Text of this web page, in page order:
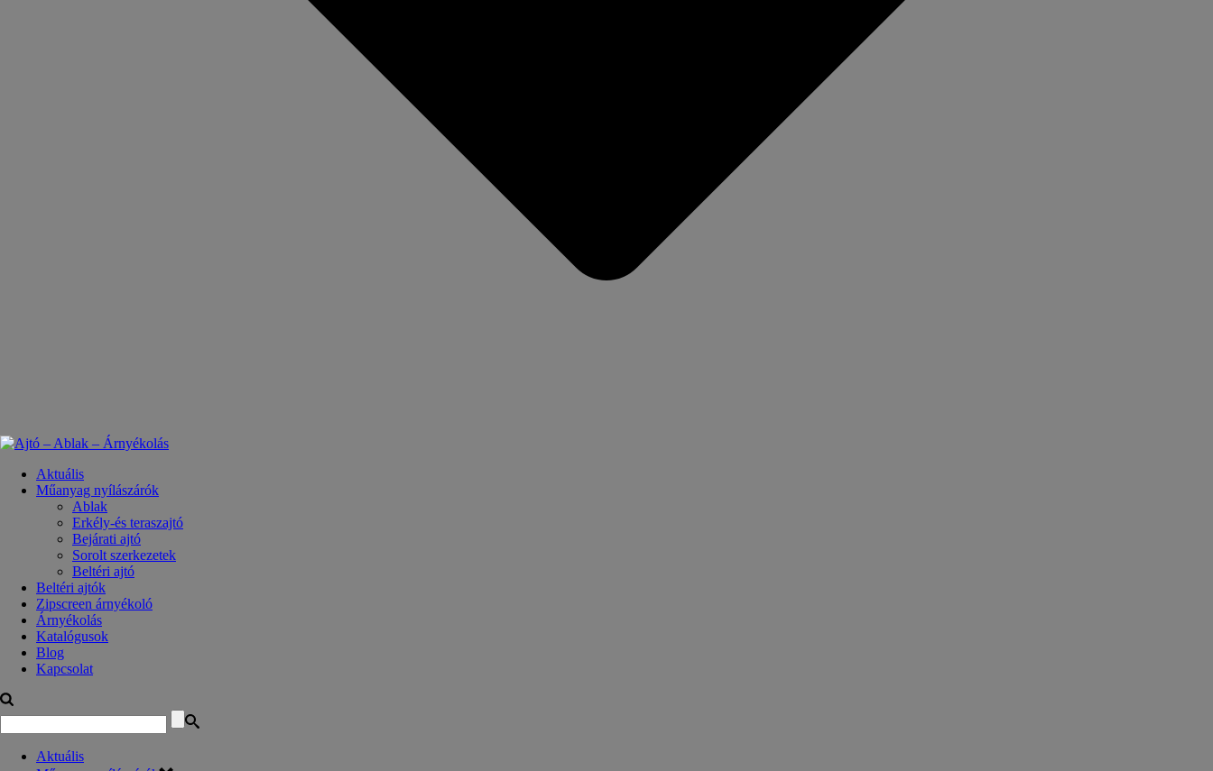
Aktuális
Műanyag nyílászárók
Ablak
Erkély-és teraszajtó
Bejárati ajtó
Sorolt szerkezetek
Beltéri ajtó
Beltéri ajtók
Zipscreen árnyékoló
Árnyékolás
Katalógusok
Blog
Kapcsolat
Aktuális